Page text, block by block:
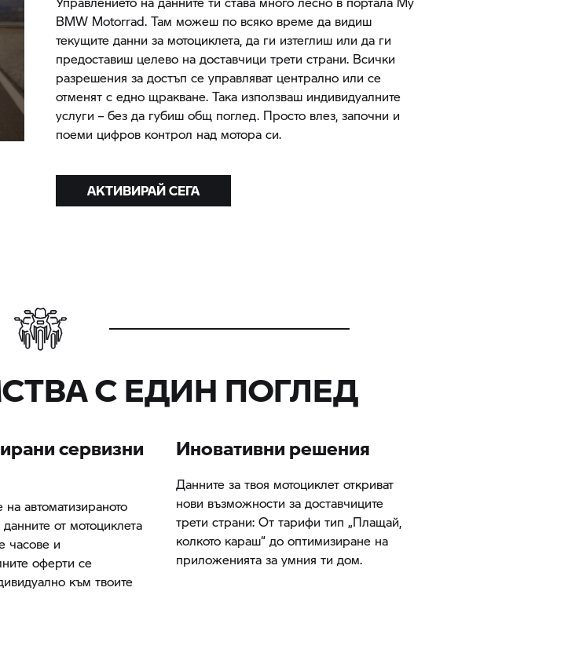
BMW Motorrad.Там можеш по всяко време да видиш
текущите данни за мотоциклета, да ги изтеглиш или да ги
предоставиш целево на доставчици трети страни. Всички
разрешения за достъп се управляват централно или се
отменят с едно щракване. Така използваш индивидуалните
услуги – без да губиш общ поглед. Просто влез, започни и
поеми цифров контрол над мотора си.
АКТИВИРАЙ СЕГА
С ЕДИН ПОГЛЕД
сервизни
автоматизираното
от мотоциклета
часове и
оферти се
към твоите
Иновативни решения
Данните за твоя мотоциклет откриват
нови възможности за доставчиците
трети страни: От тарифи тип „Плащай,
колкото караш“ до оптимизиране на
приложенията за умния ти дом.